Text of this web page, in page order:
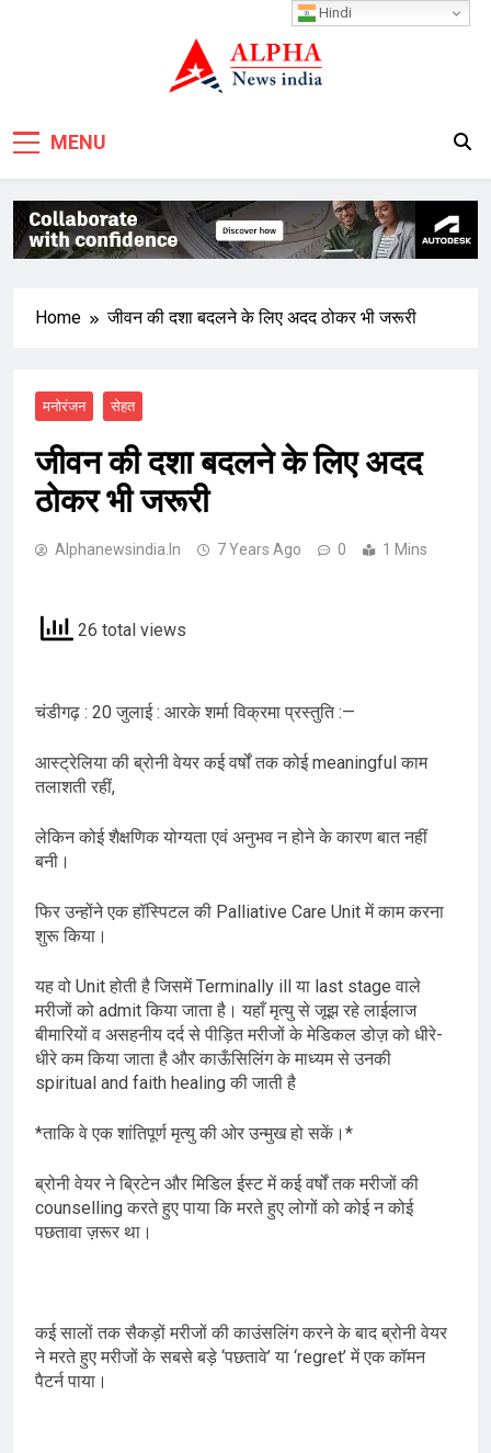
MENU
Home जीवन की दशा बदलने के लिए अदद ठोकर भी जरूरी
मनोरंजन सेहत
जीवन की दशा बदलने के लिए अदद
ठोकर भी जरूरी
Alphanewsindia.in 7 Years Ago 0 1 Mins
26 total views
चंडीगढ़ : 20 जुलाई : आरके शर्मा विक्रमा प्रस्तुति :—
आस्ट्रेलिया की ब्रोनी वेयर कई वर्षों तक कोई meaningful काम
तलाशती रहीं,
लेकिन कोई शैक्षणिक योग्यता एवं अनुभव न होने के कारण बात नहीं
बनी।
फिर उन्होंने एक हॉस्पिटल की Palliative Care Unit में काम करना
शुरू किया।
यह वो Unit होती है जिसमें Terminally ill या last stage वाले
मरीजों को admit किया जाता है। यहाँ मृत्यु से जूझ रहे लाईलाज
बीमारियों व असहनीय दर्द से पीड़ित मरीजों के मेडिकल डोज़ को धीरे-
धीरे कम किया जाता है और काऊँसिलिंग के माध्यम से उनकी
spiritual and faith healing की जाती है
*ताकि वे एक शांतिपूर्ण मृत्यु की ओर उन्मुख हो सकें।*
ब्रोनी वेयर ने ब्रिटेन और मिडिल ईस्ट में कई वर्षों तक मरीजों की
counselling करते हुए पाया कि मरते हुए लोगों को कोई न कोई
पछतावा ज़रूर था।
कई सालों तक सैकड़ों मरीजों की काउंसलिंग करने के बाद ब्रोनी वेयर
ने मरते हुए मरीजों के सबसे बड़े ‘पछतावे’ या ‘regret’ में एक कॉमन
पैटर्न पाया।
Hindi